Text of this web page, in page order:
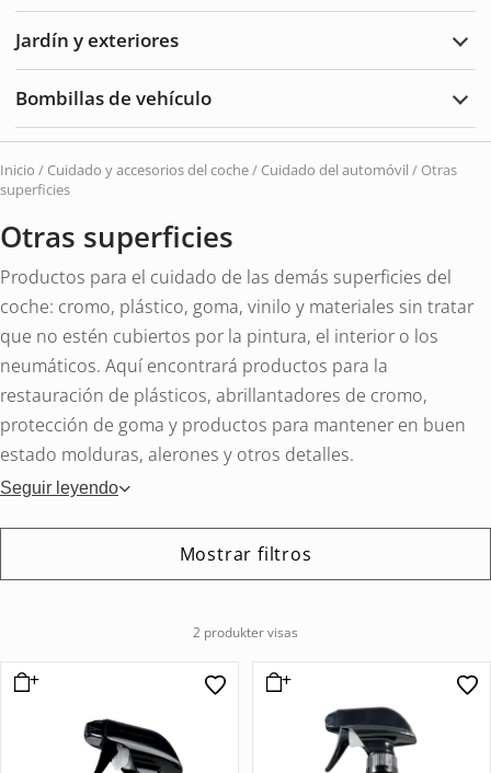
Jardín y exteriores
Bombillas de vehículo
de
Inicio / Cuidado y accesorios del coche/ Cuidado del automóvil / Otras
superficies
Otras superficies
Productos para el cuidado de las demás superficies del
coche: cromo, plástico, goma, vinilo y materiales sin tratar
que no estén cubiertos por la pintura, el interior o los
neumáticos. Aquí encontrará productos para la
restauración de plásticos, abrillantadores de cromo,
protección de goma y productos para mantener en buen
estado molduras, alerones y otros detalles.
Seguir leyendo
Mostrar filtros
2 produkter visas